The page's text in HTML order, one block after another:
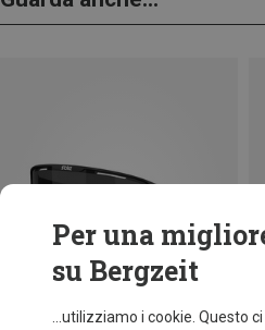
Per una
su Bergzeit
...utilizziamo i cookie. Questo